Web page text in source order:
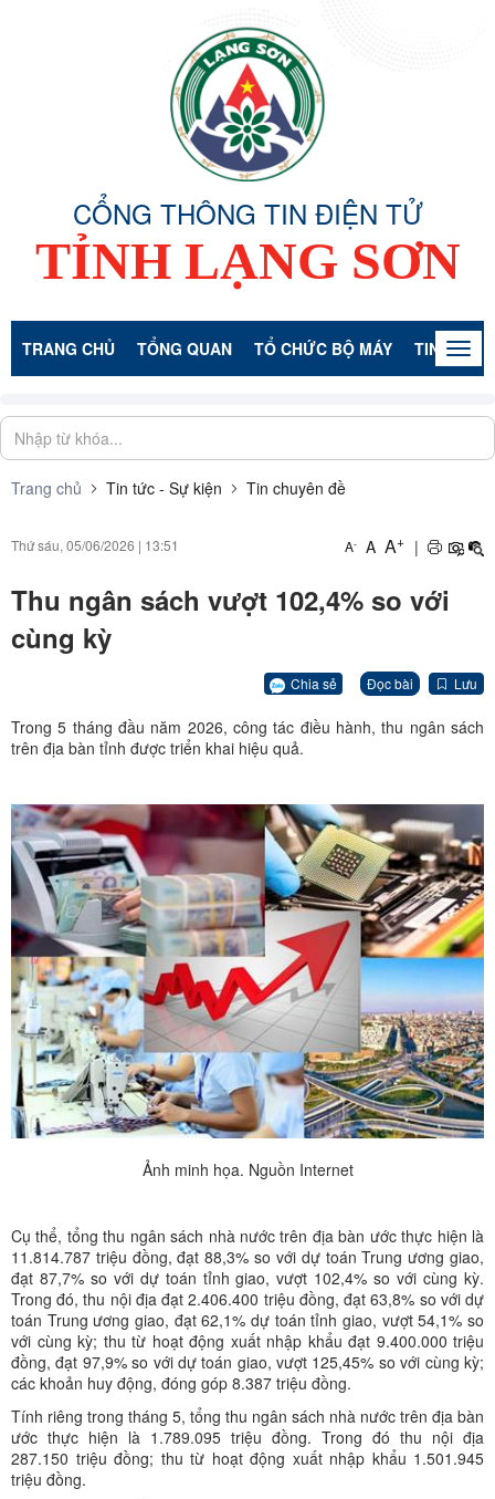
CỔNG THÔNG TIN ĐIỆN TỬ
TỈNH LẠNG SƠN
TRANG CHỦ TỔNG QUAN TỔ CHỨC BỘ MÁY TIN TỨC -
Trang chủ Tin tức - Sự kiện Tin chuyên đề
Thứ sáu, 05/06/2026 | 13:51 A- A A+ |
Thu ngân sách vượt 102,4% so với
cùng kỳ
Chia sẻ Đọc bài Lưu
Trong 5 tháng đầu năm 2026, công tác điều hành, thu ngân sách
trên địa bàn tỉnh được triển khai hiệu quả.
Ảnh minh họa. Nguồn Internet
Cụ thể, tổng thu ngân sách nhà nước trên địa bàn ước thực hiện là
11.814.787 triệu đồng, đạt 88,3% so với dự toán Trung ương giao,
đạt 87,7% so với dự toán tỉnh giao, vượt 102,4% so với cùng kỳ.
Trong đó, thu nội địa đạt 2.406.400 triệu đồng, đạt 63,8% so với dự
toán Trung ương giao, đạt 62,1% dự toán tỉnh giao, vượt 54,1% so
với cùng kỳ; thu từ hoạt động xuất nhập khẩu đạt 9.400.000 triệu
đồng, đạt 97,9% so với dự toán giao, vượt 125,45% so với cùng kỳ;
các khoản huy động, đóng góp 8.387 triệu đồng.
Tính riêng trong tháng 5, tổng thu ngân sách nhà nước trên địa bàn
ước thực hiện là 1.789.095 triệu đồng. Trong đó thu nội địa
287.150 triệu đồng; thu từ hoạt động xuất nhập khẩu 1.501.945
triệu đồng.